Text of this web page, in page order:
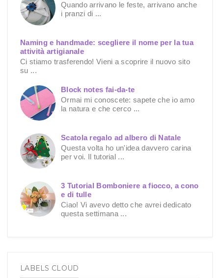
Quando arrivano le feste, arrivano anche
i pranzi di ...
Naming e handmade: scegliere il nome per la tua
attività artigianale
Ci stiamo trasferendo! Vieni a scoprire il nuovo sito
su ...
Block notes fai-da-te
Ormai mi conoscete: sapete che io amo
la natura e che cerco ...
Scatola regalo ad albero di Natale
Questa volta ho un'idea davvero carina
per voi. Il tutorial ...
3 Tutorial Bomboniere a fiocco, a cono
e di tulle
Ciao! Vi avevo detto che avrei dedicato
questa settimana ...
LABELS CLOUD